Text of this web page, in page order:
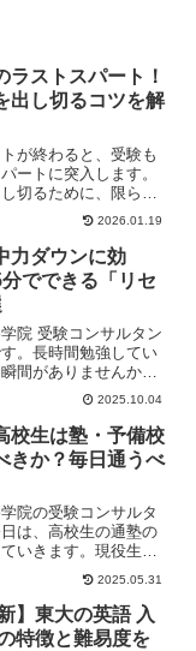
ラストスパート！
出し切るコツを解
が終わると、受験も
ートに突入します。
切るために、限られ
て結果に結びつける
2026.01.19
力ダウンに効
でできる「リセ
院 受験コンサルタン
。長時間勉強してい
間がありませんか？
ぼーっとしていた…」
2025.10.04
校生は塾・予備校
きか？毎日通うべ
院の受験コンサルタ
は、高校生の通塾の
いきます。現役生の
か？高校生は塾や予
2025.05.31
】東大の英語 入
特徴と難易度を